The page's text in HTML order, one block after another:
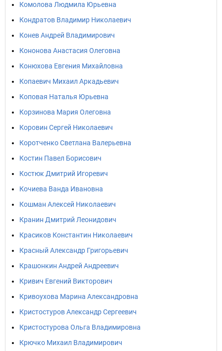
Комолова Людмила Юрьевна
Кондратов Владимир Николаевич
Конев Андрей Владимирович
Кононова Анастасия Олеговна
Конюхова Евгения Михайловна
Копаевич Михаил Аркадьевич
Коповая Наталья Юрьевна
Корзинова Мария Олеговна
Коровин Сергей Николаевич
Коротченко Светлана Валерьевна
Костин Павел Борисович
Костюк Дмитрий Игоревич
Кочиева Ванда Ивановна
Кошман Алексей Николаевич
Кранин Дмитрий Леонидович
Красиков Константин Николаевич
Красный Александр Григорьевич
Крашонкин Андрей Андреевич
Кривич Евгений Викторович
Кривоухова Марина Александровна
Кристостуров Александр Сергеевич
Кристостурова Ольга Владимировна
Крючко Михаил Владимирович